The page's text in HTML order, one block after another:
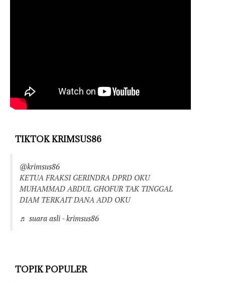
TIKTOK KRIMSUS86
@krimsus86
KETUA FRAKSI GERINDRA DPRD OKU
MUHAMMAD ABDUL GHOFUR TAK TINGGAL
DIAM TERKAIT DANA ADD OKU
♬ suara asli - krimsus86
TOPIK POPULER